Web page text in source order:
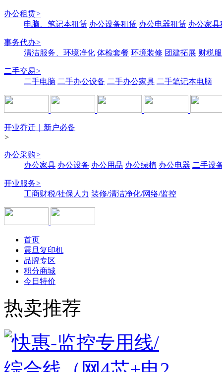
办公租赁>
电脑、笔记本租赁 办公设备租赁 办公电器租赁 办公家具
事务代办>
清洁服务、环境净化 体检套餐 环境装修 团建拓展 财税
二手交易>
二手电脑 二手办公设备 二手办公家具 二手笔记本电脑
开业乔迁｜新户必备
>
办公采购>
办公家具 办公设备 办公用品 办公绿植 办公电器 二手设
开业服务>
工商财税/社保人力 装修/清洁净化/网络/监控
首页
震旦复印机
品牌专区
积分商城
今日特价
热卖推荐